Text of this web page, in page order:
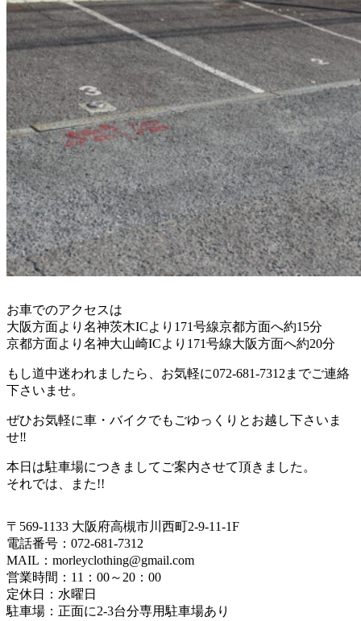
お車でのアクセスは
大阪方面より名神茨木ICより171号線京都方面へ約15分
京都方面より名神大山崎ICより171号線大阪方面へ約20分
もし道中迷われましたら、お気軽に072-681-7312までご連絡
下さいませ。
ぜひお気軽に車・バイクでもごゆっくりとお越し下さいま
せ‼︎
本日は駐車場につきましてご案内させて頂きました。
それでは、また!!
〒569-1133 大阪府高槻市川西町2-9-11-1F
電話番号：072-681-7312
MAIL：morleyclothing@gmail.com
営業時間：11：00～20：00
定休日：水曜日
駐車場：正面に2-3台分専用駐車場あり